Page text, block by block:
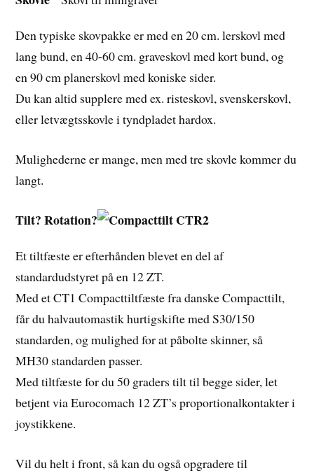
Den typiske skovpakke er med en 20 cm. lerskovl med
lang bund, en 40-60 cm. graveskovl med kort bund, og
en 90 cm planerskovl med koniske sider.
Du kan altid supplere med ex. risteskovl, svenskerskovl,
eller letvægtsskovle i tyndpladet hardox.
Mulighederne er mange, men med tre skovle kommer du
langt.
Tilt? Rotation?
Et tiltfæste er efterhånden blevet en del af
standardudstyret på en 12 ZT.
Med et CT1 Compacttiltfæste fra danske Compacttilt,
får du halvautomastik hurtigskifte med S30/150
standarden, og mulighed for at påbolte skinner, så
MH30 standarden passer.
Med tiltfæste for du 50 graders tilt til begge sider, let
betjent via Eurocomach 12 ZT’s proportionalkontakter i
joystikkene.
Vil du helt i front, så kan du også opgradere til